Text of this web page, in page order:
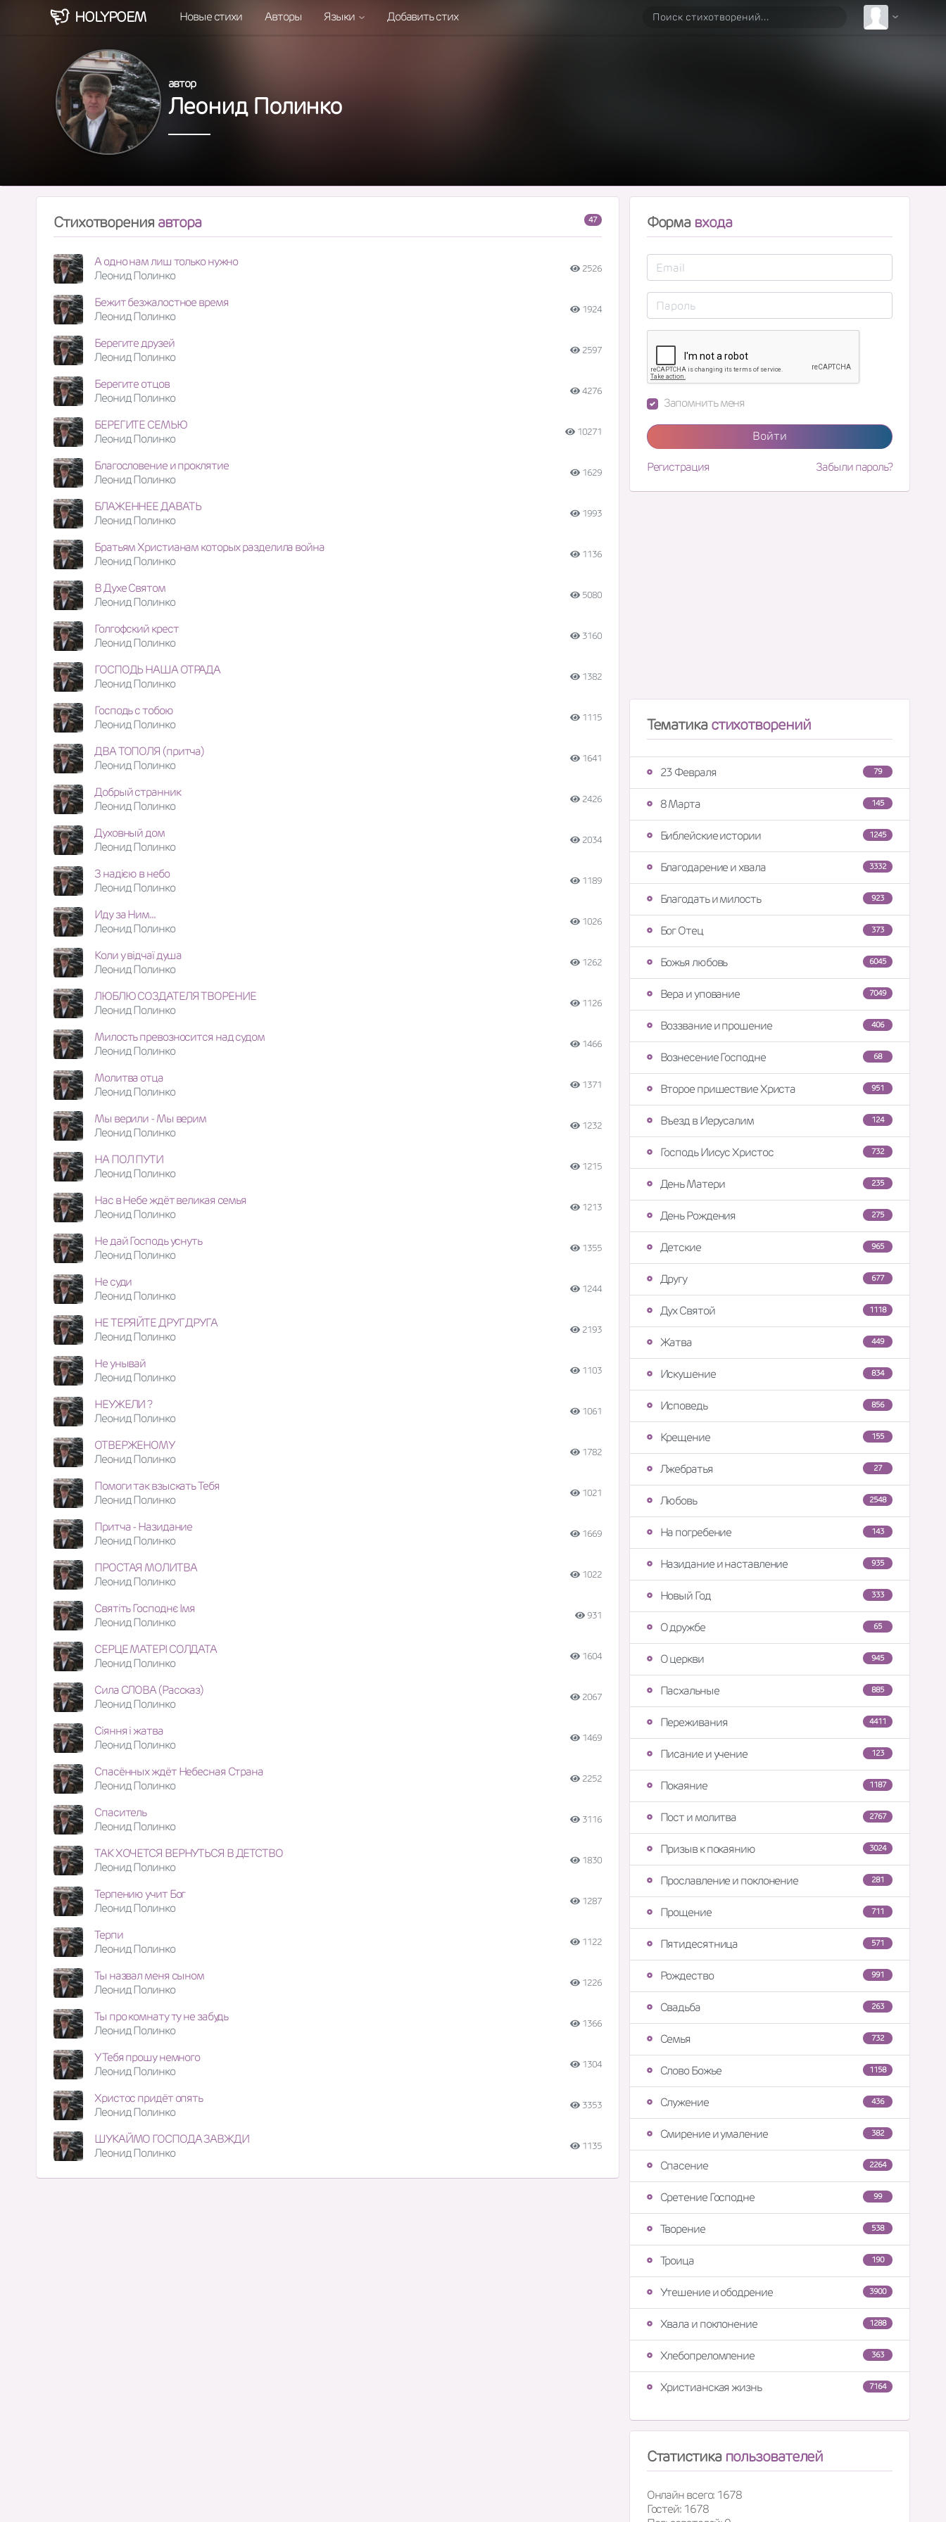
HOLYPOEM Новые стихи Авторы Языки Добавить стих
автор
Леонид Полинко
Стихотворения автора 47
А одно нам лиш только нужно
Леонид Полинко
2526
Бежит безжалостное время
Леонид Полинко
1924
Берегите друзей
Леонид Полинко
2597
Берегите отцов
Леонид Полинко
4276
БЕРЕГИТЕ СЕМЬЮ
Леонид Полинко
10271
Благословение и проклятие
Леонид Полинко
1629
БЛАЖЕННЕЕ ДАВАТЬ
Леонид Полинко
1993
Братьям Христианам которых разделила война
Леонид Полинко
1136
В Духе Святом
Леонид Полинко
5080
Голгофский крест
Леонид Полинко
3160
ГОСПОДЬ НАША ОТРАДА
Леонид Полинко
1382
Господь с тобою
Леонид Полинко
1115
ДВА ТОПОЛЯ (притча)
Леонид Полинко
1641
Добрый странник
Леонид Полинко
2426
Духовный дом
Леонид Полинко
2034
З надією в небо
Леонид Полинко
1189
Иду за Ним...
Леонид Полинко
1026
Коли у відчаї душа
Леонид Полинко
1262
ЛЮБЛЮ СОЗДАТЕЛЯ ТВОРЕНИЕ
Леонид Полинко
1126
Милость превозносится над судом
Леонид Полинко
1466
Молитва отца
Леонид Полинко
1371
Мы верили - Мы верим
Леонид Полинко
1232
НА ПОЛ ПУТИ
Леонид Полинко
1215
Нас в Небе ждёт великая семья
Леонид Полинко
1213
Не дай Господь уснуть
Леонид Полинко
1355
Не суди
Леонид Полинко
1244
НЕ ТЕРЯЙТЕ ДРУГ ДРУГА
Леонид Полинко
2193
Не унывай
Леонид Полинко
1103
НЕУЖЕЛИ ?
Леонид Полинко
1061
ОТВЕРЖЕНОМУ
Леонид Полинко
1782
Помоги так взыскать Тебя
Леонид Полинко
1021
Притча - Назидание
Леонид Полинко
1669
ПРОСТАЯ МОЛИТВА
Леонид Полинко
1022
Святіть Господнє Імя
Леонид Полинко
931
СЕРЦЕ МАТЕРІ СОЛДАТА
Леонид Полинко
1604
Сила СЛОВА (Рассказ)
Леонид Полинко
2067
Сіяння і жатва
Леонид Полинко
1469
Спасённых ждёт Небесная Страна
Леонид Полинко
2252
Спаситель
Леонид Полинко
3116
ТАК ХОЧЕТСЯ ВЕРНУТЬСЯ В ДЕТСТВО
Леонид Полинко
1830
Терпению учит Бог
Леонид Полинко
1287
Терпи
Леонид Полинко
1122
Ты назвал меня сыном
Леонид Полинко
1226
Ты про комнату ту не забудь
Леонид Полинко
1366
У Тебя прошу немного
Леонид Полинко
1304
Христос придёт опять
Леонид Полинко
3353
ШУКАЙМО ГОСПОДА ЗАВЖДИ
Леонид Полинко
1135
Форма входа
Запомнить меня
Войти
Регистрация Забыли пароль?
Тематикастихотворений
79
23 Февраля
145
8 Марта
1245
Библейские истории
3332
Благодарение и хвала
923
Благодать и милость
373
Бог Отец
6045
Божья любовь
7049
Вера и упование
406
Воззвание и прошение
68
Вознесение Господне
951
Второе пришествие Христа
124
Въезд в Иерусалим
732
Господь Иисус Христос
235
День Матери
275
День Рождения
965
Детские
677
Другу
1118
Дух Святой
449
Жатва
834
Искушение
856
Исповедь
155
Крещение
27
Лжебратья
2548
Любовь
143
На погребение
935
Назидание и наставление
333
Новый Год
65
О дружбе
945
О церкви
885
Пасхальные
4411
Переживания
123
Писание и учение
1187
Покаяние
2767
Пост и молитва
3024
Призыв к покаянию
281
Прославление и поклонение
711
Прощение
571
Пятидесятница
991
Рождество
263
Свадьба
732
Семья
1158
Слово Божье
436
Служение
382
Смирение и умаление
2264
Спасение
99
Сретение Господне
538
Творение
190
Троица
3900
Утешение и ободрение
1288
Хвала и поклонение
363
Хлебопреломление
7164
Христианская жизнь
Статистика пользователей
Онлайн всего: 1678
Гостей: 1678